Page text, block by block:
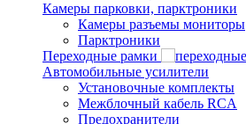
Камеры парковки, парктроники
Камеры разъемы мониторы
Парктроники
Переходные рамки
Автомобильные усилители
Установочные комплекты
Межблочный кабель RCA
Предохранители